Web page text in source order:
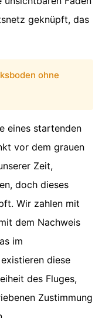
geknüpft, das
ohne
eines startenden
vor dem grauen
Zeit,
doch dieses
Wir zahlen mit
dem Nachweis
im
diese
des Fluges,
Zustimmung